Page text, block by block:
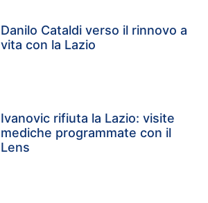
Danilo Cataldi verso il rinnovo a
vita con la Lazio
Ivanovic rifiuta la Lazio: visite
mediche programmate con il
Lens